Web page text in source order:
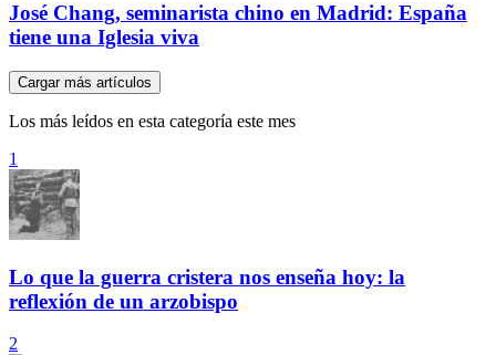
José Chang, seminarista chino en Madrid: España
tiene una Iglesia viva
Cargar más artículos
Los más leídos en esta categoría este mes
1
Lo que la guerra cristera nos enseña hoy: la
reflexión de un arzobispo
2